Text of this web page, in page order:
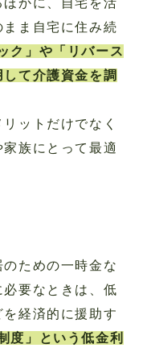
かに、自宅を活
ま自宅に住み続
ク」や「リバース
て介護資金を調
ットだけでなく
族にとって最適
ための一時金な
要なときは、低
経済的に援助す
度」という低金利